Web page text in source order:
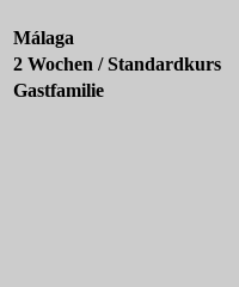
Málaga
2 Wochen / Standardkurs
Gastfamilie